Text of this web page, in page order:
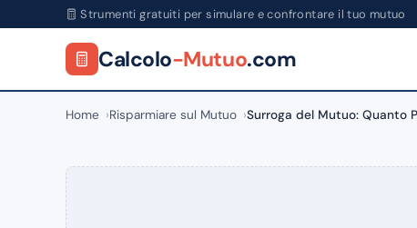
Strumenti gratuiti per simulare e confrontare il tuo mutuo
Calcolo-Mutuo.com
Home Risparmiare sul Mutuo Surroga del Mutuo: Quanto